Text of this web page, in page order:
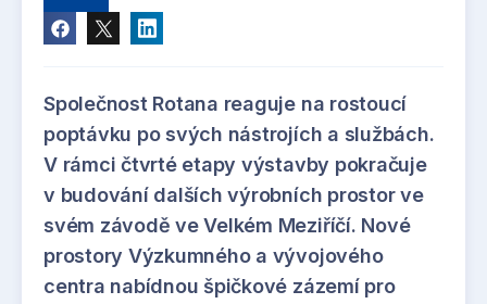
Společnost Rotana reaguje na rostoucí
poptávku po svých nástrojích a službách.
V rámci čtvrté etapy výstavby pokračuje
v budování dalších výrobních prostor ve
svém závodě ve Velkém Meziříčí. Nové
prostory Výzkumného a vývojového
centra nabídnou špičkové zázemí pro